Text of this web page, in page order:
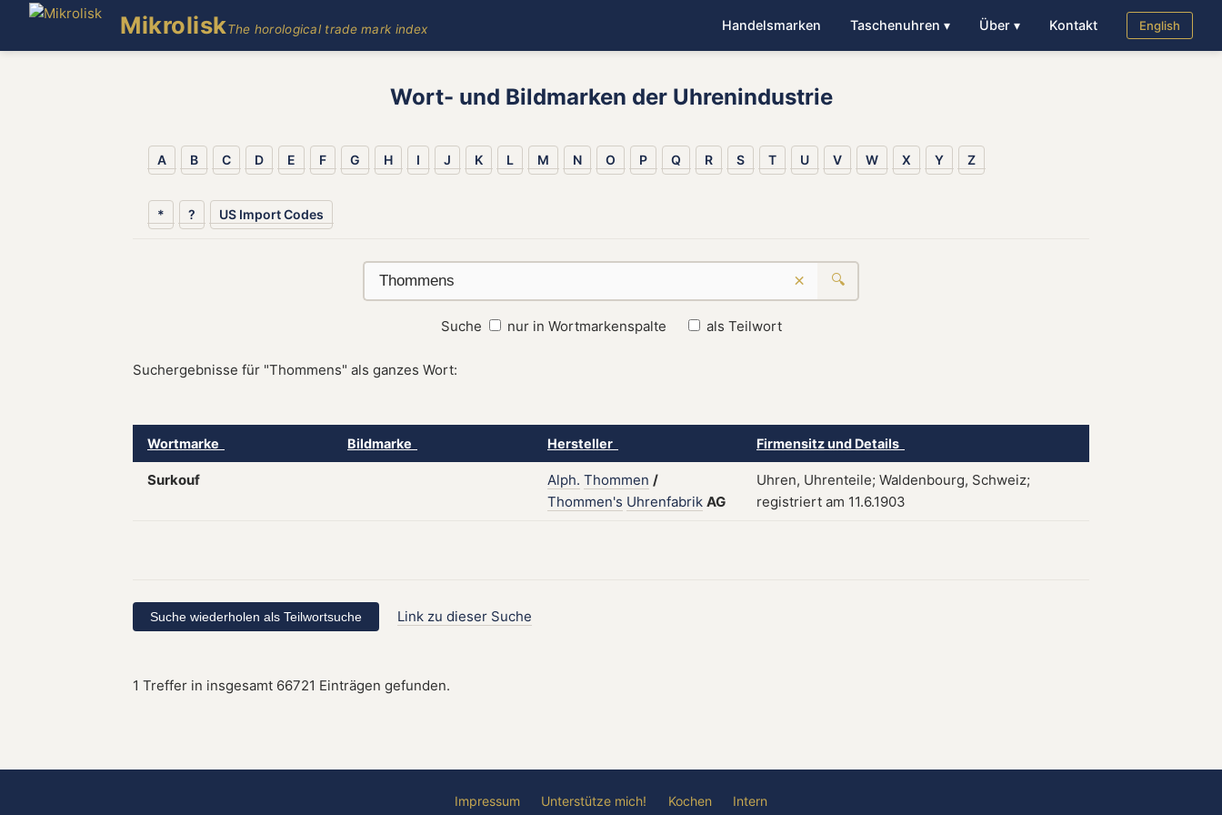
MikroliskThe horological trade mark index Handelsmarken Taschenuhren ▾ Über ▾ Kontakt English
Wort- und Bildmarken der Uhrenindustrie
A B C D E F G H I J K L M N O P Q R S T U V W X Y Z
* ? US Import Codes
× 🔍
Suche nur in Wortmarkenspalte als Teilwort
Suchergebnisse für "Thommens" als ganzes Wort:
Wortmarke Bildmarke Hersteller Firmensitz und Details
Surkouf Alph. Thommen /
Thommen's Uhrenfabrik AG
Uhren, Uhrenteile; Waldenbourg, Schweiz;
registriert am 11.6.1903
Link zu dieser Suche
1 Treffer in insgesamt 66721 Einträgen gefunden.
Impressum Unterstütze mich! Kochen Intern